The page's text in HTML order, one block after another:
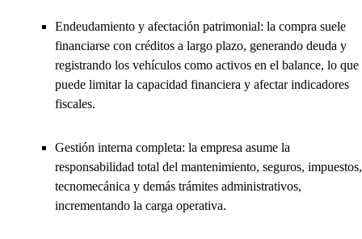
Endeudamiento y afectación patrimonial: la compra suele
financiarse con créditos a largo plazo, generando deuda y
registrando los vehículos como activos en el balance, lo que
puede limitar la capacidad financiera y afectar indicadores
fiscales.
Gestión interna completa: la empresa asume la
responsabilidad total del mantenimiento, seguros, impuestos,
tecnomecánica y demás trámites administrativos,
incrementando la carga operativa.